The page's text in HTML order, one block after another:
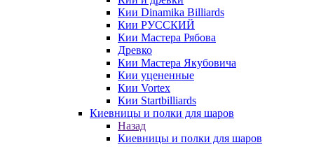
Кии Dinamika Billiards
Кии РУССКИЙ
Кии Мастера Рябова
Древко
Кии Мастера Якубовича
Кии уцененные
Кии Vortex
Кии Startbilliards
Киевницы и полки для шаров
Назад
Киевницы и полки для шаров